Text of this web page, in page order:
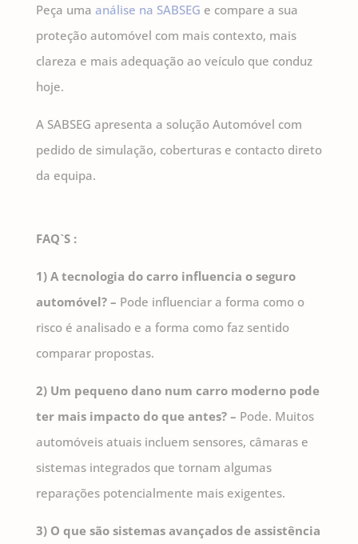
Peça uma análise na SABSEG e compare a sua
proteção automóvel com mais contexto, mais
clareza e mais adequação ao veículo que conduz
hoje.
A SABSEG apresenta a solução Automóvel com
pedido de simulação, coberturas e contacto direto
da equipa.
FAQ`S :
1) A tecnologia do carro influencia o seguro
automóvel? – Pode influenciar a forma como o
risco é analisado e a forma como faz sentido
comparar propostas.
2) Um pequeno dano num carro moderno pode
ter mais impacto do que antes? – Pode. Muitos
automóveis atuais incluem sensores, câmaras e
sistemas integrados que tornam algumas
reparações potencialmente mais exigentes.
3) O que são sistemas avançados de assistência